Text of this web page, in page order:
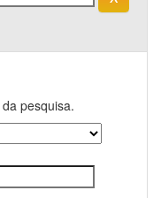
pesquisa.